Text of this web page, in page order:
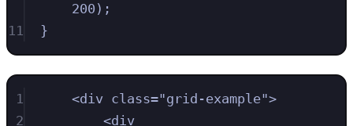
200 ) ;
11
}
1 <div class="grid-example">
2
<div